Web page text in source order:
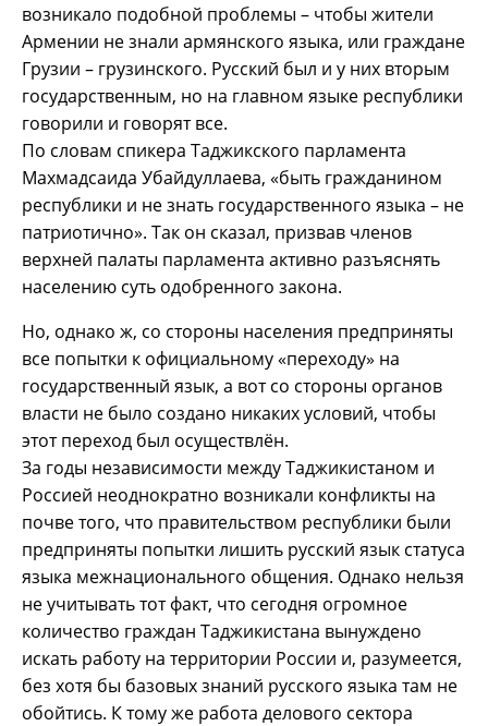
возникало подобной проблемы – чтобы жители
Армении не знали армянского языка, или граждане
Грузии – грузинского. Русский был и у них вторым
государственным, но на главном языке республики
говорили и говорят все.
По словам спикера Таджикского парламента
Махмадсаида Убайдуллаева, «быть гражданином
республики и не знать государственного языка – не
патриотично». Так он сказал, призвав членов
верхней палаты парламента активно разъяснять
населению суть одобренного закона.
Но, однако ж, со стороны населения предприняты
все попытки к официальному «переходу» на
государственный язык, а вот со стороны органов
власти не было создано никаких условий, чтобы
этот переход был осуществлён.
За годы независимости между Таджикистаном и
Россией неоднократно возникали конфликты на
почве того, что правительством республики были
предприняты попытки лишить русский язык статуса
языка межнационального общения. Однако нельзя
не учитывать тот факт, что сегодня огромное
количество граждан Таджикистана вынуждено
искать работу на территории России и, разумеется,
без хотя бы базовых знаний русского языка там не
обойтись. К тому же работа делового сектора